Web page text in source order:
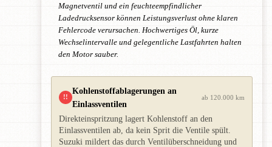
Magnetventil und ein feuchteempfindlicher
Ladedrucksensor können Leistungsverlust ohne klaren
Fehlercode verursachen. Hochwertiges Öl, kurze
Wechselintervalle und gelegentliche Lastfahrten halten
den Motor sauber.
!!
Kohlenstoffablagerungen an
Einlassventilen
ab 120.000 km
Direkteinspritzung lagert Kohlenstoff an den
Einlassventilen ab, da kein Sprit die Ventile spült.
Suzuki mildert das durch Ventilüberschneidung und